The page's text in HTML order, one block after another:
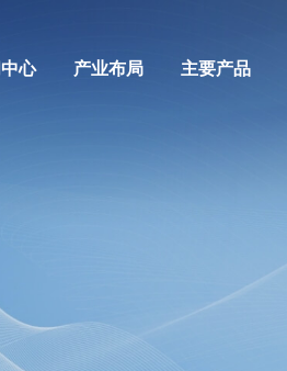
心 产业布局 主要产品